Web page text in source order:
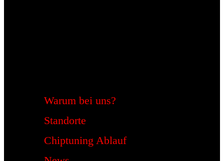
Warum bei uns?
Standorte
Chiptuning Ablauf